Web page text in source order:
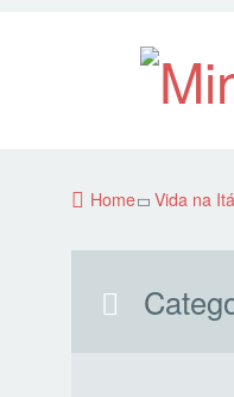
Home Vida na